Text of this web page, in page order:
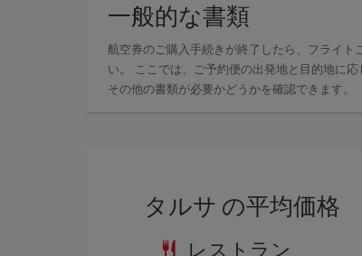
一般的な書類
航空券のご購入手続きが終了したら、フライト
い。 ここでは、ご予約便の出発地と目的地に応
その他の書類が必要かどうかを確認できます。
タルサ の平均価格
レストラン